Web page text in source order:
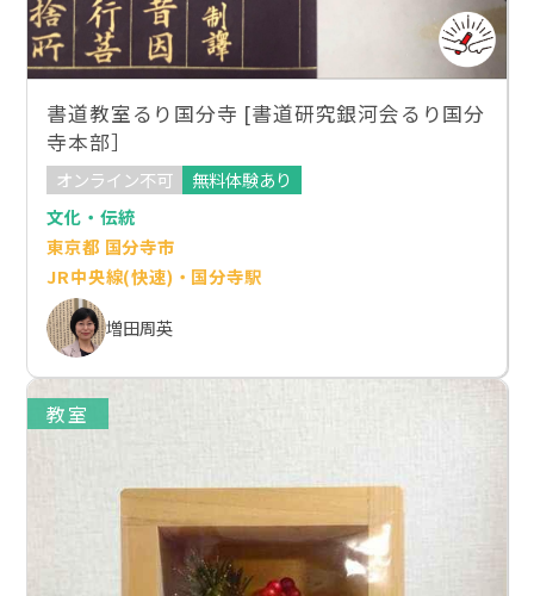
書道教室るり国分寺 [書道研究銀河会るり国分
寺本部］
オンライン不可
無料体験あり
文化・伝統
東京都 国分寺市
JR中央線(快速)・国分寺駅
増田周英
教室